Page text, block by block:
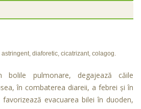
diaforetic, cicatrizant, colagog.
pulmonare, degajează căile
în combaterea diareii, a febrei și în
evacuarea bilei în duoden,